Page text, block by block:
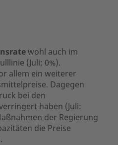
wohl auch im
(Juli: 0%).
allem ein weiterer
Dagegen
bei den
haben (Juli:
der Regierung
die Preise